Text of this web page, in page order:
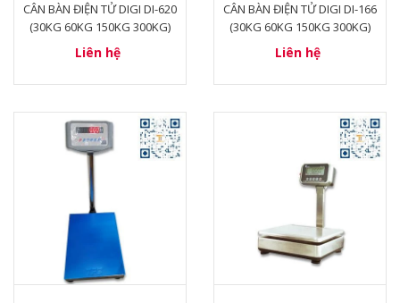
CÂN BÀN ĐIỆN TỬ DIGI DI-620
(30KG 60KG 150KG 300KG)
Liên hệ
CÂN BÀN ĐIỆN TỬ DIGI DI-166
(30KG 60KG 150KG 300KG)
Liên hệ